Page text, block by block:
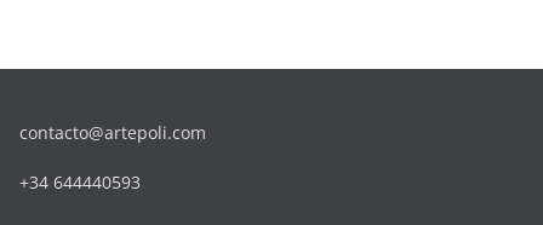
contacto@artepoli.com
+34 644440593